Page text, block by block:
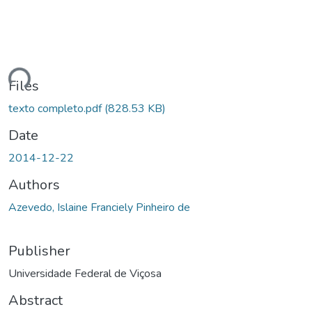
Loading...
Files
texto completo.pdf(828.53 KB)
Date
2014-12-22
Authors
Azevedo, Islaine Franciely Pinheiro de
Publisher
Universidade Federal de Viçosa
Abstract